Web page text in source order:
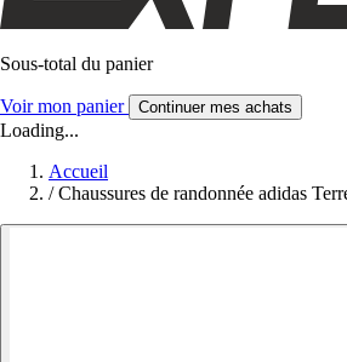
Sous-total du panier
Voir mon panier Continuer mes achats
Loading...
Accueil
/ Chaussures de randonnée adidas